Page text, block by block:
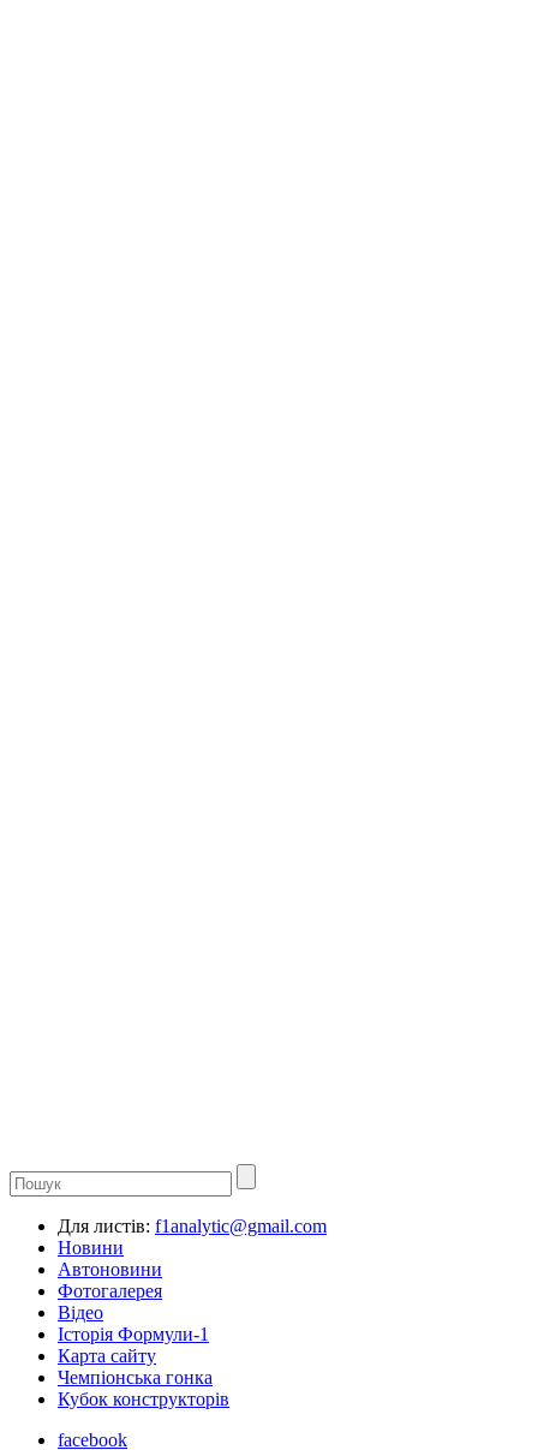
Для листів: f1analytic@gmail.com
Новини
Автоновини
Фотогалерея
Відео
Історія Формули-1
Карта сайту
Чемпіонська гонка
Кубок конструкторів
facebook